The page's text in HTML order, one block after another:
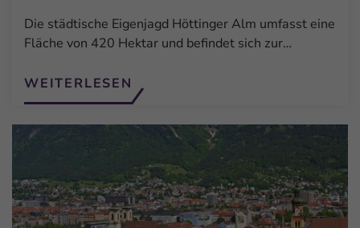
Die städtische Eigenjagd Höttinger Alm umfasst eine
Fläche von 420 Hektar und befindet sich zur…
WEITERLESEN